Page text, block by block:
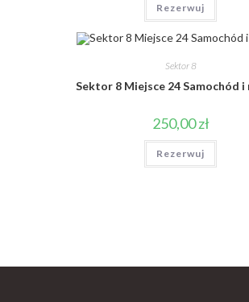
Rezerwuj
Sektor 8
Sektor 8 Miejsce 24 Samochód
250,00zł
Rezerwuj